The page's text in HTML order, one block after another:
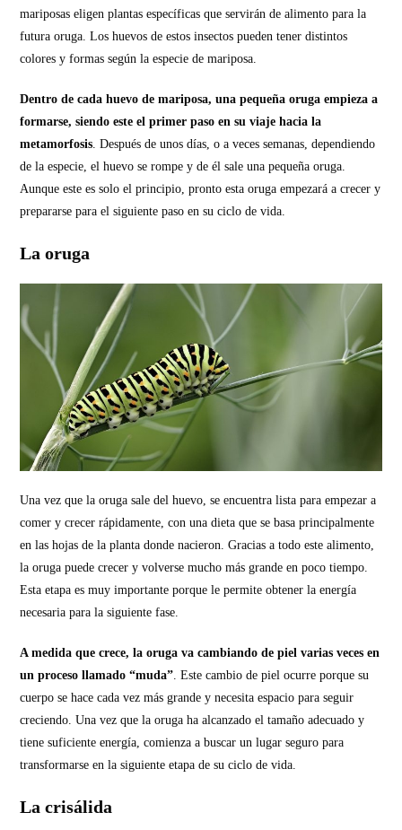
mariposas eligen plantas específicas que servirán de alimento para la
futura oruga. Los huevos de estos insectos pueden tener distintos
colores y formas según la especie de mariposa.
Dentro de cada huevo de mariposa, una pequeña oruga empieza a
formarse, siendo este el primer paso en su viaje hacia la
metamorfosis. Después de unos días, o a veces semanas, dependiendo
de la especie, el huevo se rompe y de él sale una pequeña oruga.
Aunque este es solo el principio, pronto esta oruga empezará a crecer y
prepararse para el siguiente paso en su ciclo de vida.
La oruga
Una vez que la oruga sale del huevo, se encuentra lista para empezar a
comer y crecer rápidamente, con una dieta que se basa principalmente
en las hojas de la planta donde nacieron. Gracias a todo este alimento,
la oruga puede crecer y volverse mucho más grande en poco tiempo.
Esta etapa es muy importante porque le permite obtener la energía
necesaria para la siguiente fase.
A medida que crece, la oruga va cambiando de piel varias veces en
un proceso llamado “muda” . Este cambio de piel ocurre porque su
cuerpo se hace cada vez más grande y necesita espacio para seguir
creciendo. Una vez que la oruga ha alcanzado el tamaño adecuado y
tiene suficiente energía, comienza a buscar un lugar seguro para
transformarse en la siguiente etapa de su ciclo de vida.
La crisálida